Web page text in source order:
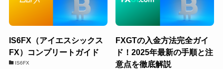
IS6FX（アイエスシックス
FX）コンプリートガイド
IS6FX
FXGTの入金方法完全ガイ
ド！2025年最新の手順と注
意点を徹底解説